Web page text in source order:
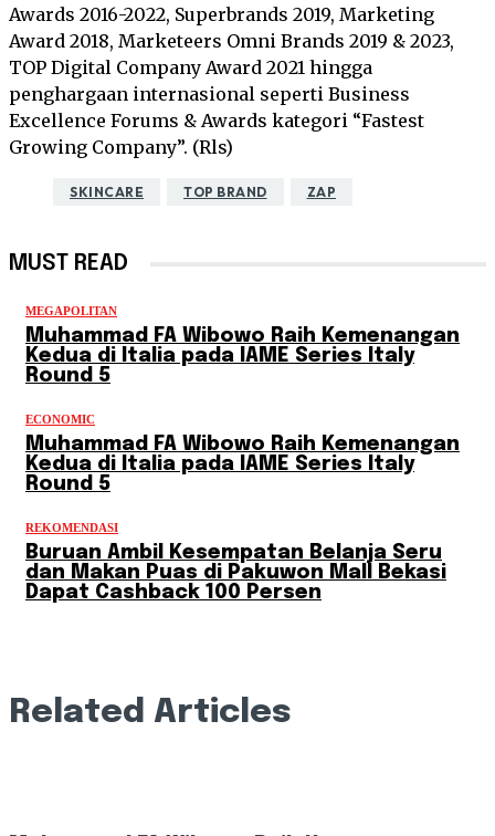
Awards 2016-2022, Superbrands 2019, Marketing
Award 2018, Marketeers Omni Brands 2019 & 2023,
TOP Digital Company Award 2021 hingga
penghargaan internasional seperti Business
Excellence Forums & Awards kategori “Fastest
Growing Company”. (Rls)
SKINCARE TOP BRAND ZAP
MUST READ
MEGAPOLITAN
Muhammad FA Wibowo Raih Kemenangan
Kedua di Italia pada IAME Series Italy
Round 5
ECONOMIC
Muhammad FA Wibowo Raih Kemenangan
Kedua di Italia pada IAME Series Italy
Round 5
REKOMENDASI
Buruan Ambil Kesempatan Belanja Seru
dan Makan Puas di Pakuwon Mall Bekasi
Dapat Cashback 100 Persen
Related Articles